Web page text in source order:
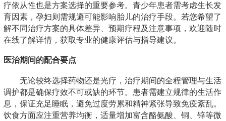
疗依从性也是方案选择的重要参考。青少年患者需考虑生长发
育因素，孕妇则需规避可能影响胎儿的治疗手段。若您希望了
解不同治疗方案的具体差异、预期疗程及注意事项，欢迎随时
在线了解详情，获取专业的健康评估与指导建议。
医治期间的配合要点
无论较终选择药物还是光疗，治疗期间的全程管理与生活
调护都是确保疗效不可或缺的环节。患者需建立规律的生活作
息，保证充足睡眠，避免过度劳累和精神紧张导致免疫紊乱。
饮食方面应注重营养均衡，适量增加富含酪氨酸、铜、锌等微